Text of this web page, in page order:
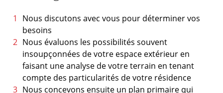
Nous discutons avec vous pour déterminer vos
besoins
Nous évaluons les possibilités souvent
insoupçonnées de votre espace extérieur en
faisant une analyse de votre terrain en tenant
compte des particularités de votre résidence
Nous concevons ensuite un plan primaire qui